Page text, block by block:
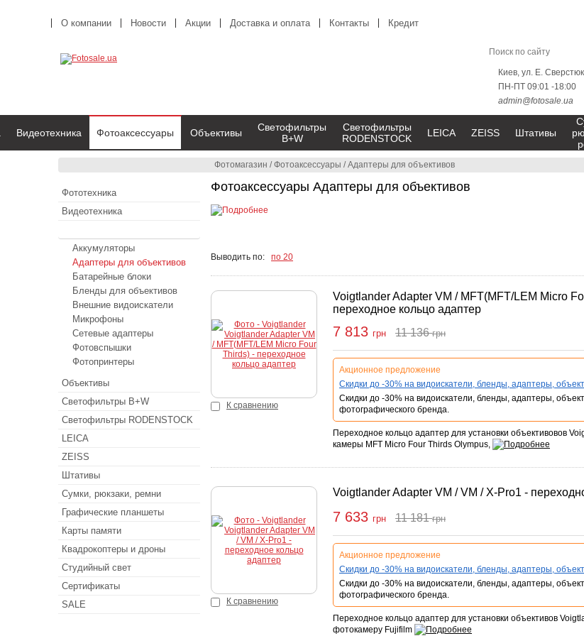
Фотомагазин /Фотоаксессуары /Адаптеры для объективов
Фотоаксессуары Адаптеры для объективов
Выводить по: по 20
К сравнению
Voigtlander Adapter VM / MFT(MFT/LEM Micro
переходное кольцо адаптер
7 813 грн 11 136грн
Купить
Акционное предложение
Скидки до -30% на видоискатели, бленды, адаптеры,
Скидки до -30% на видоискатели, бленды, адаптеры,
фотографического бренда.
Переходное кольцо адаптер для установки объективовов
камеры MFT Micro Four Thirds Olympus,
К сравнению
Voigtlander Adapter VM / VM / X-Pro1 -
7 633 грн 11 181грн
Купить
Акционное предложение
Скидки до -30% на видоискатели, бленды, адаптеры,
Скидки до -30% на видоискатели, бленды, адаптеры,
фотографического бренда.
Переходное кольцо адаптер для установки объективов
фотокамеру Fujifilm
О компании Новости Акции Доставка и оплата Контакты Кредит
Киев, ул. Е.
ПН-ПТ 09:01 -18:00
admin@fotosale.ua
Видеотехника Фотоаксессуары Объективы
Светофильтры
B+W
Светофильтры
RODENSTOCK
LEICA ZEISS Штативы
Фототехника
Видеотехника
Аккумуляторы
Адаптеры для объективов
Батарейные блоки
Бленды для объективов
Внешние видоискатели
Микрофоны
Сетевые адаптеры
Фотовспышки
Фотопринтеры
Объективы
Светофильтры B+W
Светофильтры RODENSTOCK
LEICA
ZEISS
Штативы
Сумки, рюкзаки, ремни
Графические планшеты
Карты памяти
Квадрокоптеры и дроны
Студийный свет
Сертификаты
SALE